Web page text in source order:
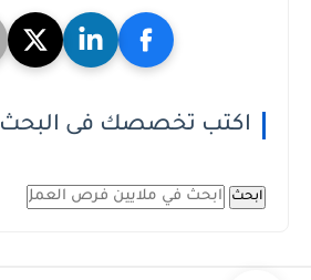
اكتب تخصصك فى البحث
ابحث